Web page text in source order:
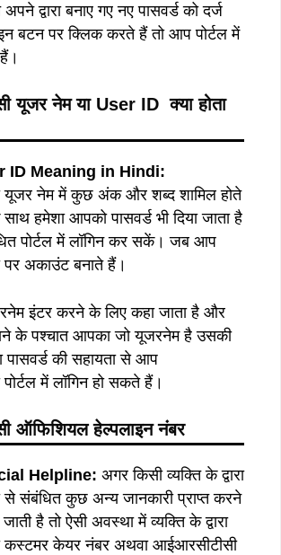
द्वारा बनाए गए नए पासवर्ड को दर्ज
बटन पर क्लिक करते हैं तो आप पोर्टल में
यूजर नेम या User ID क्या होता
ID Meaning in Hindi:
यूजर नेम में कुछ अंक और शब्द शामिल होते
हमेशा आपको पासवर्ड भी दिया जाता है
पोर्टल में लॉगिन कर सकें। जब आप
अकाउंट बनाते हैं।
इंटर करने के लिए कहा जाता है और
के पश्चात आपका जो यूजरनेम है उसकी
पासवर्ड की सहायता से आप
में लॉगिन हो सकते हैं।
ऑफिशियल हेल्पलाइन नंबर
Helpline: अगर किसी व्यक्ति के द्वारा
संबंधित कुछ अन्य जानकारी प्राप्त करने
है तो ऐसी अवस्था में व्यक्ति के द्वारा
कस्टमर केयर नंबर अथवा आईआरसीटीसी